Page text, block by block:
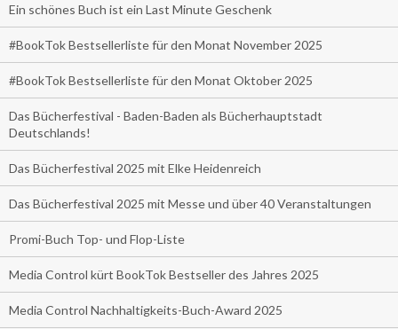
Ein schönes Buch ist ein Last Minute Geschenk
#BookTok Bestsellerliste für den Monat November 2025
#BookTok Bestsellerliste für den Monat Oktober 2025
Das Bücherfestival - Baden-Baden als Bücherhauptstadt
Deutschlands!
Das Bücherfestival 2025 mit Elke Heidenreich
Das Bücherfestival 2025 mit Messe und über 40 Veranstaltungen
Promi-Buch Top- und Flop-Liste
Media Control kürt BookTok Bestseller des Jahres 2025
Media Control Nachhaltigkeits-Buch-Award 2025